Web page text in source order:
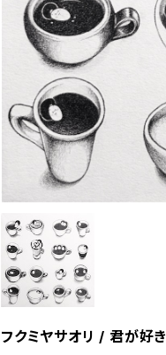
フクミヤサオリ / 君が好き